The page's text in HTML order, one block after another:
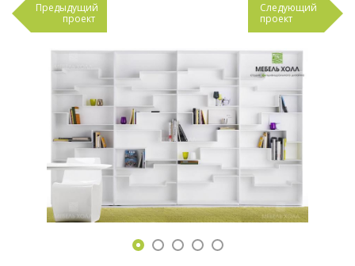
Предыдущий
проект
Следующий
проект